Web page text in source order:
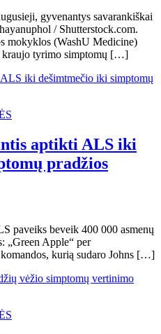
gyvenantys savarankiškai
/ Shutterstock.com.
mokyklos (WashU Medicine)
kraujo tyrimo simptomų […]
aptikti ALS iki
pradžios
paveiks beveik 400 000 asmenų
„Green Apple“ per
kurią sudaro Johns […]